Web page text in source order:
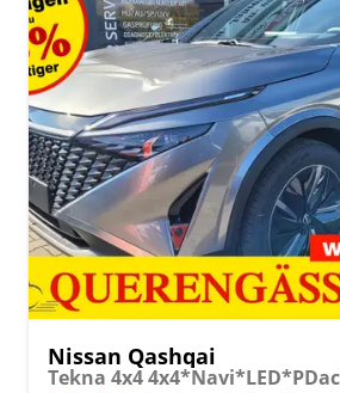
Nissan Qashqai